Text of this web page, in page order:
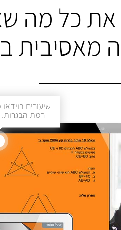
את כל מה
מאסיבית
שיעורים
רמת